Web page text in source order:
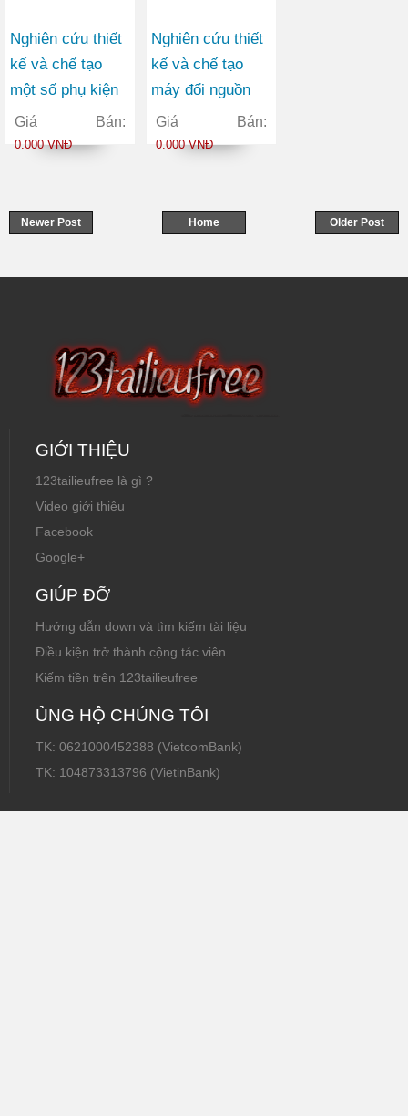
Nghiên cứu thiết
kế và chế tạo
một số phụ kiện
thuỷ lực của giàn
chống thuỷ lực di
tấn
Giá Bán:
0.000 VNĐ
Nghiên cứu thiết
kế và chế tạo
máy đổi nguồn
điện 1 pha thành
3 pha kiểu quay
nghiệp, ngành
Giá Bán:
0.000 VNĐ
Newer Post Older Post
Home
GIỚI THIỆU
123tailieufree là gì ?
Video giới thiệu
Facebook
Google+
GIÚP ĐỠ
Hướng dẫn down và tìm kiếm tài liệu
Điều kiện trở thành cộng tác viên
Kiếm tiền trên 123tailieufree
ỦNG HỘ CHÚNG TÔI
TK: 0621000452388 (VietcomBank)
TK: 104873313796 (VietinBank)